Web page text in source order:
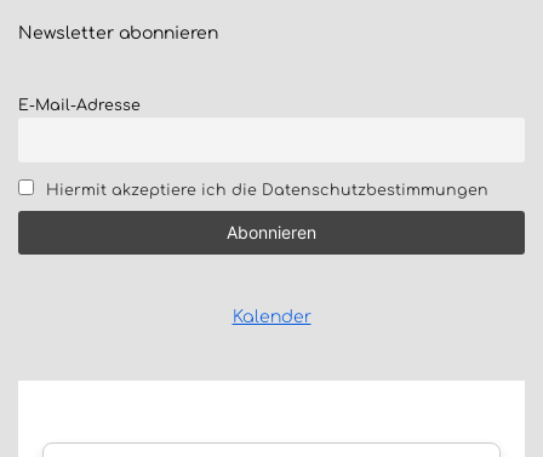
Newsletter abonnieren
E-Mail-Adresse
Hiermit akzeptiere ich die Datenschutzbestimmungen
Kalender